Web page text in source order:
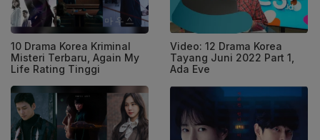
10 Drama Korea Kriminal
Misteri Terbaru, Again My
Life Rating Tinggi
Video: 12 Drama Korea
Tayang Juni 2022 Part 1,
Ada Eve